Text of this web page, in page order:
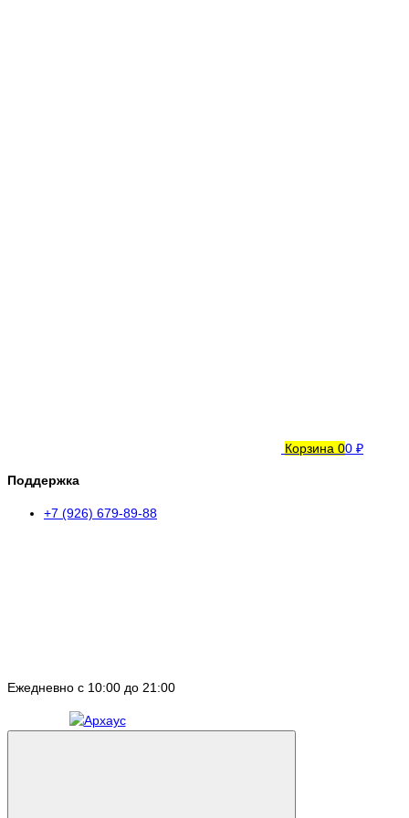
Корзина 00 ₽
Поддержка
+7 (926) 679-89-88
Ежедневно с 10:00 до 21:00